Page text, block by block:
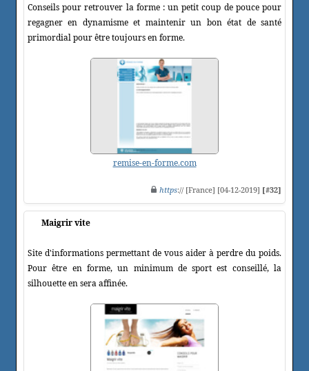
Conseils pour retrouver la forme : un petit coup de pouce pour
regagner en dynamisme et maintenir un bon état de santé
primordial pour être toujours en forme.
remise-en-forme.com
https:// [France] [04-12-2019] [#32]
Maigrir vite
Site d'informations permettant de vous aider à perdre du poids.
Pour être en forme, un minimum de sport est conseillé, la
silhouette en sera affinée.